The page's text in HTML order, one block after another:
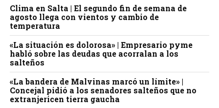
Clima en Salta | El segundo fin de semana de
agosto llega con vientos y cambio de
temperatura
«La situación es dolorosa» | Empresario pyme
habló sobre las deudas que acorralan a los
salteños
«La bandera de Malvinas marcó un límite» |
Concejal pidió a los senadores salteños que no
extranjericen tierra gaucha